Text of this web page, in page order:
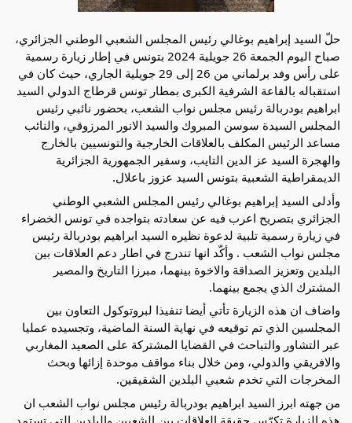
حلّ السيد إبراهيم بوغالي رئيس المجلس الشعبي الوطني الجزائري،
صباح اليوم الجمعة 26 جويلية 2024 بتونس في إطار زيارة رسمية
على رأس وفد برلماني من 26 إلى 29 جويلية الجاري، حيث كان في
استقباله بالقاعة الشرفية الكبرى بمطار تونس قرطاج الدولي السيد
ابراهيم بودربالة رئيس مجلس نواب الشعب، بحضور نائبي رئيس
المجلس السيدة سوسن المبروك والسيد الانور المرزوقي، والنائب
مساعد الرئيس المكلف بالعلاقات الخارجية والتونسيين بالخارج
والهجرة السيد عز الدين التايب، وسفير الجمهورية الجزائرية
الديمقراطية الشعبية بتونس السيد عزوز باعلال.
وأدلى السيد إبراهيم بوغالي رئيس المجلس الشعبي الوطني
الجزائري بتصريح اعرب فيه عن سعادته بتواجده في تونس الخضراء
في زيارة رسمية تلبية لدعوة نظيره السيد ابراهيم بودربالة رئيس
مجلس نواب الشعب . وأكّد انها تندرج في اطار دعم العلاقات بين
البلدين وتعزيز الصداقة والاخوة بينهما، مبرزا التاريخ والمصير
المشترك الذي يجمع بينهما.
واضاف ان هذه الزيارة تأتي أيضا تنفيذا لبروتوكول التعاون بين
المجلسين الذي تم توقيعه في نهاية السنة الماضية، وتجسيده عمليا
عبر التشاور والتباحث في القضايا المشتركة على الصعيد المغاربي
والافريقي والدولي، ومن خلال بناء مواقف موحدة إزائها وبحث
المخرجات التي تخدم شعبي البلدين الشقيقين.
من جهته ابرز السيد ابراهيم بودربالة رئيس مجلس نواب الشعب ان
هذه الزيارة تكرّس حقيقة العلاقات بين الشعبين والبلدين التي تستمد